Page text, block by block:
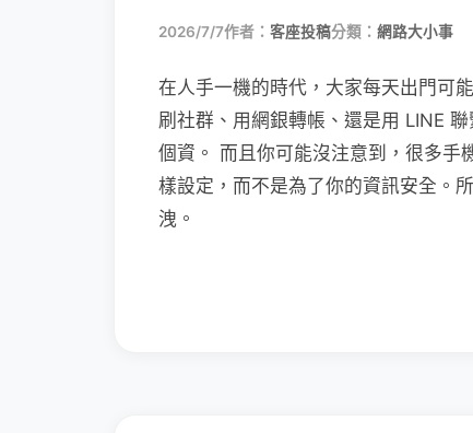
2026/7/7作者： 客座投稿分類： 網路大小事
在人手一機的時代，大家每天出門可
刷社群、用網銀轉帳、還是用 LINE
個資。 而且你可能沒注意到，很多手
樣設定，而不是為了你的資訊安全。
洩。